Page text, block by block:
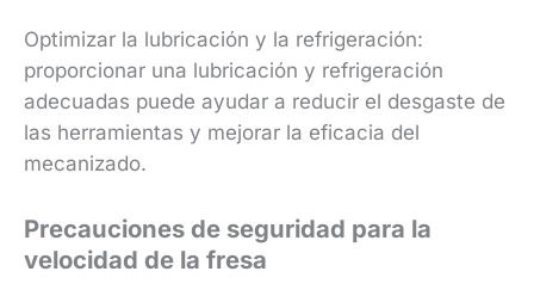
Optimizar la lubricación y la refrigeración:
proporcionar una lubricación y refrigeración
adecuadas puede ayudar a reducir el desgaste de
las herramientas y mejorar la eficacia del
mecanizado.
Precauciones de seguridad para la
velocidad de la fresa